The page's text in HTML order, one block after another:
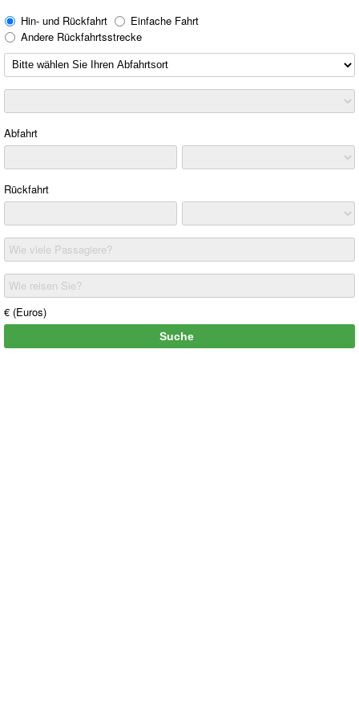
Hin- und Rückfahrt
Einfache Fahrt
Andere Rückfahrtsstrecke
Abfahrt
Rückfahrt
Wie viele Passagiere?
Wie reisen Sie?
€ (Euros)
Suche